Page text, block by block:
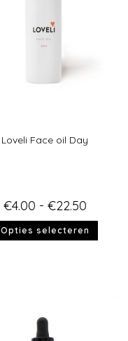
Loveli Face oil Day
€4.00 - €22.50
Opties selecteren